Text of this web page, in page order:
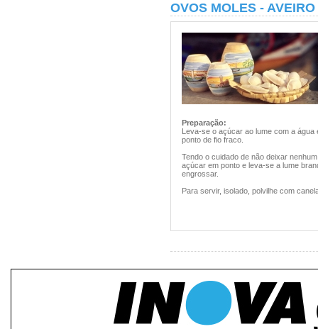
OVOS MOLES - AVEIRO
Preparação:
Leva-se o açúcar ao lume com a
ponto de fio fraco.
Tendo o cuidado de não deixar
açúcar em ponto e leva-se a lume
engrossar.
Para servir, isolado, polvilhe com